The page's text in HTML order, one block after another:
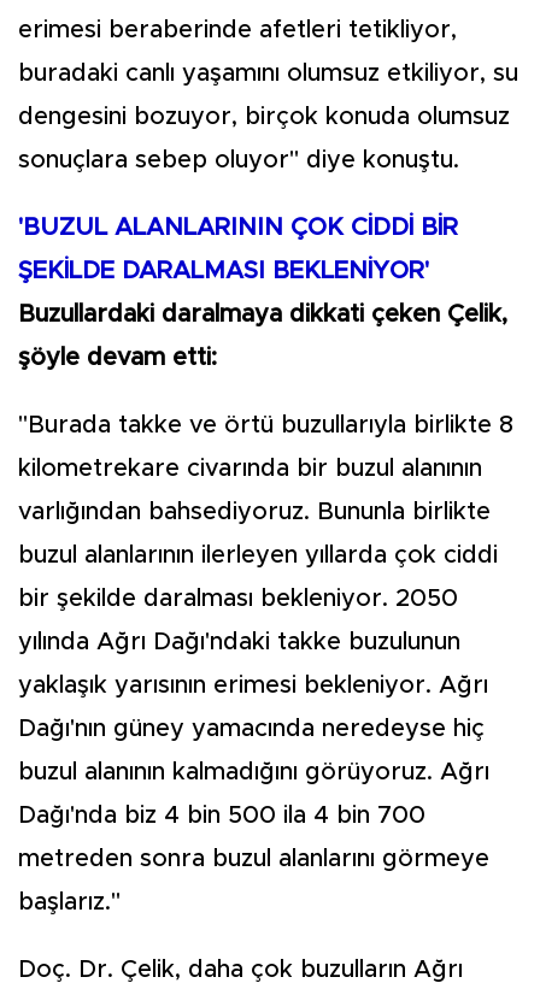
erimesi beraberinde afetleri tetikliyor,
buradaki canlı yaşamını olumsuz etkiliyor, su
dengesini bozuyor, birçok konuda olumsuz
sonuçlara sebep oluyor" diye konuştu.
'BUZUL ALANLARININ ÇOK CİDDİ BİR
ŞEKİLDE DARALMASI BEKLENİYOR'
Buzullardaki daralmaya dikkati çeken Çelik,
şöyle devam etti:
"Burada takke ve örtü buzullarıyla birlikte 8
kilometrekare civarında bir buzul alanının
varlığından bahsediyoruz. Bununla birlikte
buzul alanlarının ilerleyen yıllarda çok ciddi
bir şekilde daralması bekleniyor. 2050
yılında Ağrı Dağı'ndaki takke buzulunun
yaklaşık yarısının erimesi bekleniyor. Ağrı
Dağı'nın güney yamacında neredeyse hiç
buzul alanının kalmadığını görüyoruz. Ağrı
Dağı'nda biz 4 bin 500 ila 4 bin 700
metreden sonra buzul alanlarını görmeye
başlarız."
Doç. Dr. Çelik, daha çok buzulların Ağrı